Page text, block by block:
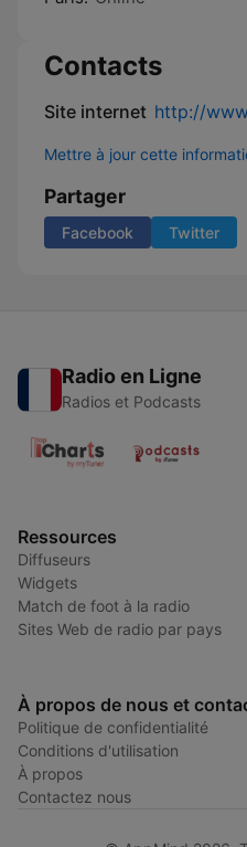
Contacts
Site internet http://
Mettre à jour cette
Partager
Facebook Twitter
Radio en Ligne
Radios et Podcasts
Ressources
Diffuseurs
Widgets
Match de foot à la radio
Sites Web de radio par pays
À propos de nous et
Politique de confidentialité
Conditions d'utilisation
À propos
Contactez nous